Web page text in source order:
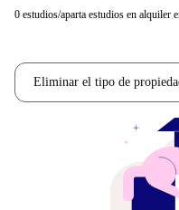
0 estudios/aparta estudios en alquiler
Eliminar el tipo de